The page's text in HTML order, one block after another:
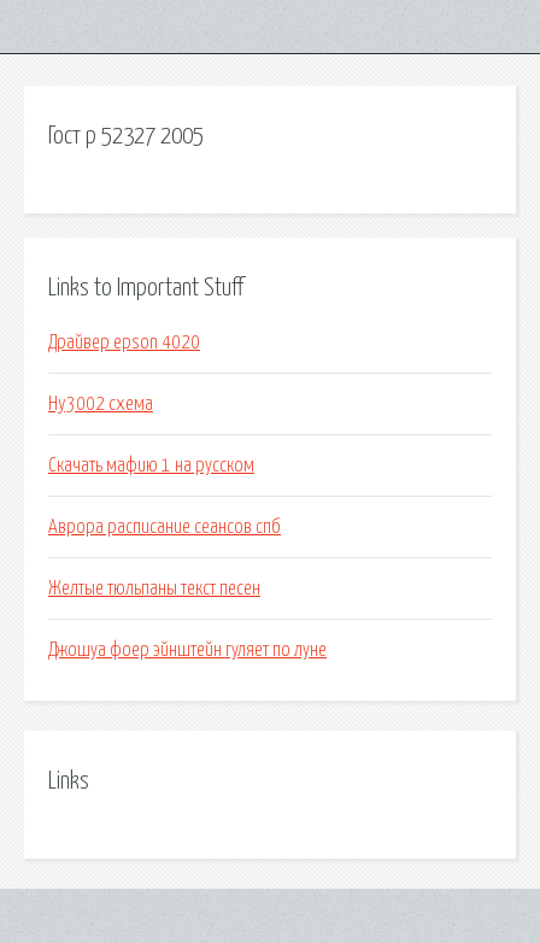
Гост р 52327 2005
Links to Important Stuff
Драйвер epson 4020
Hy3002 схема
Скачать мафию 1 на русском
Аврора расписание сеансов спб
Желтые тюльпаны текст песен
Джошуа фоер эйнштейн гуляет по луне
Links